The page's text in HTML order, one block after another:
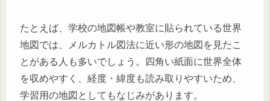
たとえば、学校の地図帳や教室に貼られている世界
地図では、メルカトル図法に近い形の地図を見たこ
とがある人も多いでしょう。四角い紙面に世界全体
を収めやすく、経度・緯度も読み取りやすいため、
学習用の地図としてもなじみがあります。